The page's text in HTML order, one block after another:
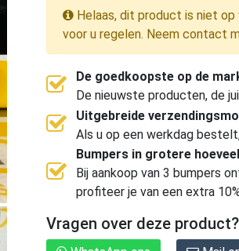
Helaas, dit product is niet op
voor u regelen. Neem contact
De goedkoopste op de
De nieuwste producten, de
Uitgebreide
Als u op een werkdag
Bumpers in grotere
Bij aankoop van 3 bumpers
profiteer je van een extra
Vragen over deze product?